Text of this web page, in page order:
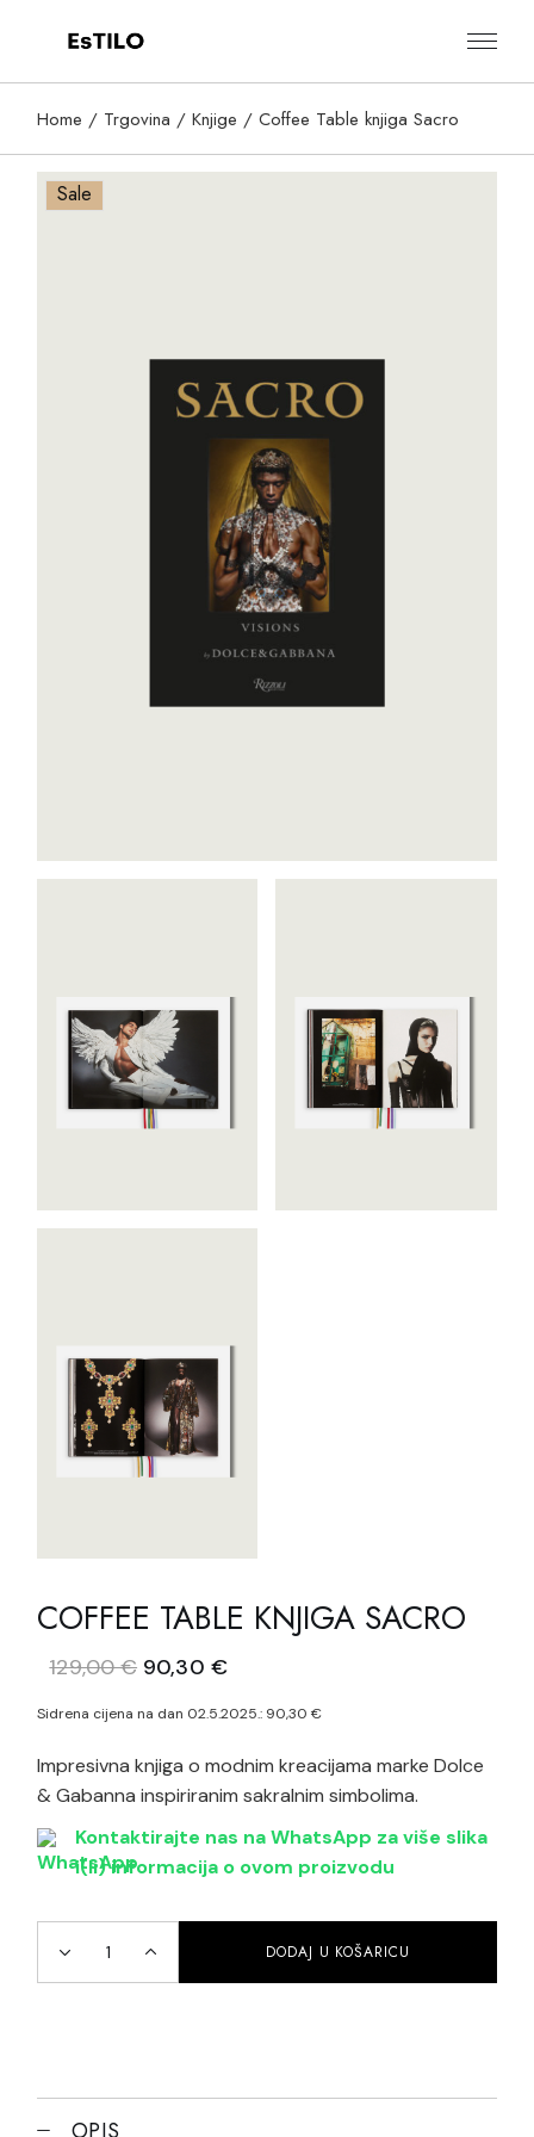
Home Trgovina Knjige Coffee Table knjiga Sacro
Sale
COFFEE TABLE KNJIGA SACRO
129,00€ Izvorna
cijena
bila
je:
90,30 €Trenutna
cijena
je:
90,30 €.
Sidrena cijena na dan 02.5.2025.: 90,30€
Impresivna knjiga o modnim kreacijama marke Dolce
& Gabanna inspiriranim sakralnim simbolima.
Kontaktirajte nas na WhatsApp za više slika
i(li) informacija o ovom proizvodu
Coffee Table knjiga Sacro quantity
DODAJ U KOŠARICU